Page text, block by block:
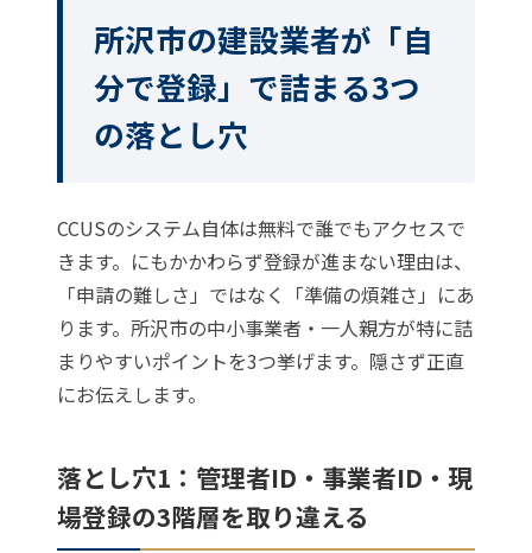
所沢市の建設業者が「自
分で登録」で詰まる3つ
の落とし穴
CCUSのシステム自体は無料で誰でもアクセスで
きます。にもかかわらず登録が進まない理由は、
「申請の難しさ」ではなく「準備の煩雑さ」にあ
ります。所沢市の中小事業者・一人親方が特に詰
まりやすいポイントを3つ挙げます。隠さず正直
にお伝えします。
落とし穴1：管理者ID・事業者ID・現
場登録の3階層を取り違える